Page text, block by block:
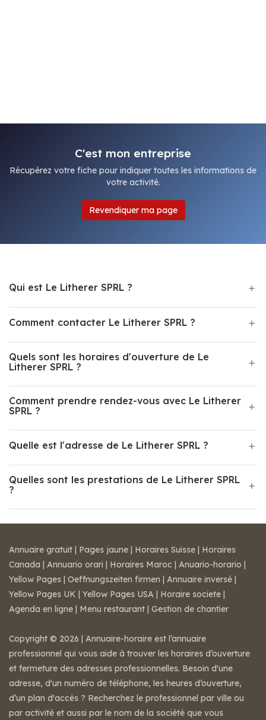
C'est mon entreprise
Récupérez votre fiche pour indiquer toutes les informations de
votre activité.
Revendiquer ma page
Qui est Le Litherer SPRL ?
Comment contacter Le Litherer SPRL ?
Quels sont les horaires d'ouverture de Le
Litherer SPRL ?
Comment prendre rendez-vous avec Le Litherer
SPRL ?
Quelle est l'adresse de Le Litherer SPRL ?
Quelles sont les prestations de Le Litherer SPRL
?
Annuaire gratuit | Pages jaune | Horaires Suisse | Horaires
Canada | Annuario orari | Horaires Maroc | Anuario-horario |
Yellow Pages | Oeffnungszeiten firmen | Annuaire inversé |
Yellow Pages UK | Yellow Pages USA | Horaire societe |
Agenda en ligne | Menu restaurant | Gestion de chantier
Copyright © 2026 | Annuaire-horaire est l’annuaire
professionnel qui vous aide à trouver les horaires d’ouverture
et fermeture des adresses professionnelles. Besoin d'une
adresse, d'un numéro de téléphone, les heures d’ouverture,
d’un plan d'accès ? Recherchez le professionnel par ville ou
par activité et aussi par le nom de la société que vous